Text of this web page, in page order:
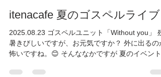
2025年8月16日
itenacafe 夏のゴスペルライブ